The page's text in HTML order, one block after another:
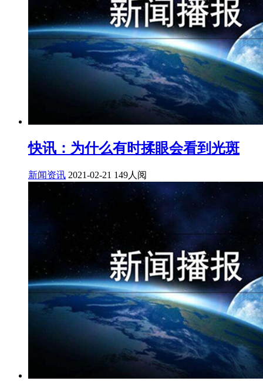
快讯：为什么有时揉眼会看到光斑
新闻资讯 2021-02-21 149人阅